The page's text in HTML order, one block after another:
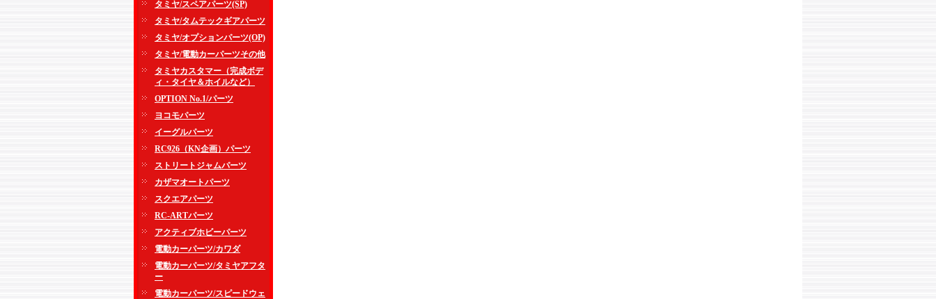
タミヤ/スペアパーツ(SP)
タミヤ/タムテックギアパーツ
タミヤ/オプションパーツ(OP)
タミヤ/電動カーパーツその他
タミヤカスタマー（完成ボデ
ィ・タイヤ＆ホイルなど）
OPTION No.1/パーツ
ヨコモパーツ
イーグルパーツ
RC926（KN企画）パーツ
ストリートジャムパーツ
カザマオートパーツ
スクエアパーツ
RC-ARTパーツ
アクティブホビーパーツ
電動カーパーツ/カワダ
電動カーパーツ/タミヤアフタ
ー
電動カーパーツ/スピードウェ